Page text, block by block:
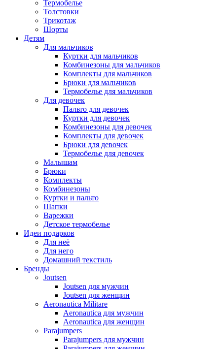
Термобелье
Толстовки
Трикотаж
Шорты
Детям
Для мальчиков
Куртки для мальчиков
Комбинезоны для мальчиков
Комплекты для мальчиков
Брюки для мальчиков
Термобелье для мальчиков
Для девочек
Пальто для девочек
Куртки для девочек
Комбинезоны для девочек
Комплекты для девочек
Брюки для девочек
Термобелье для девочек
Малышам
Брюки
Комплекты
Комбинезоны
Куртки и пальто
Шапки
Варежки
Детское термобелье
Идеи подарков
Для неё
Для него
Домашний текстиль
Бренды
Joutsen
Joutsen для мужчин
Joutsen для женщин
Aeronautica Militare
Aeronautica для мужчин
Aeronautica для женщин
Parajumpers
Parajumpers для мужчин